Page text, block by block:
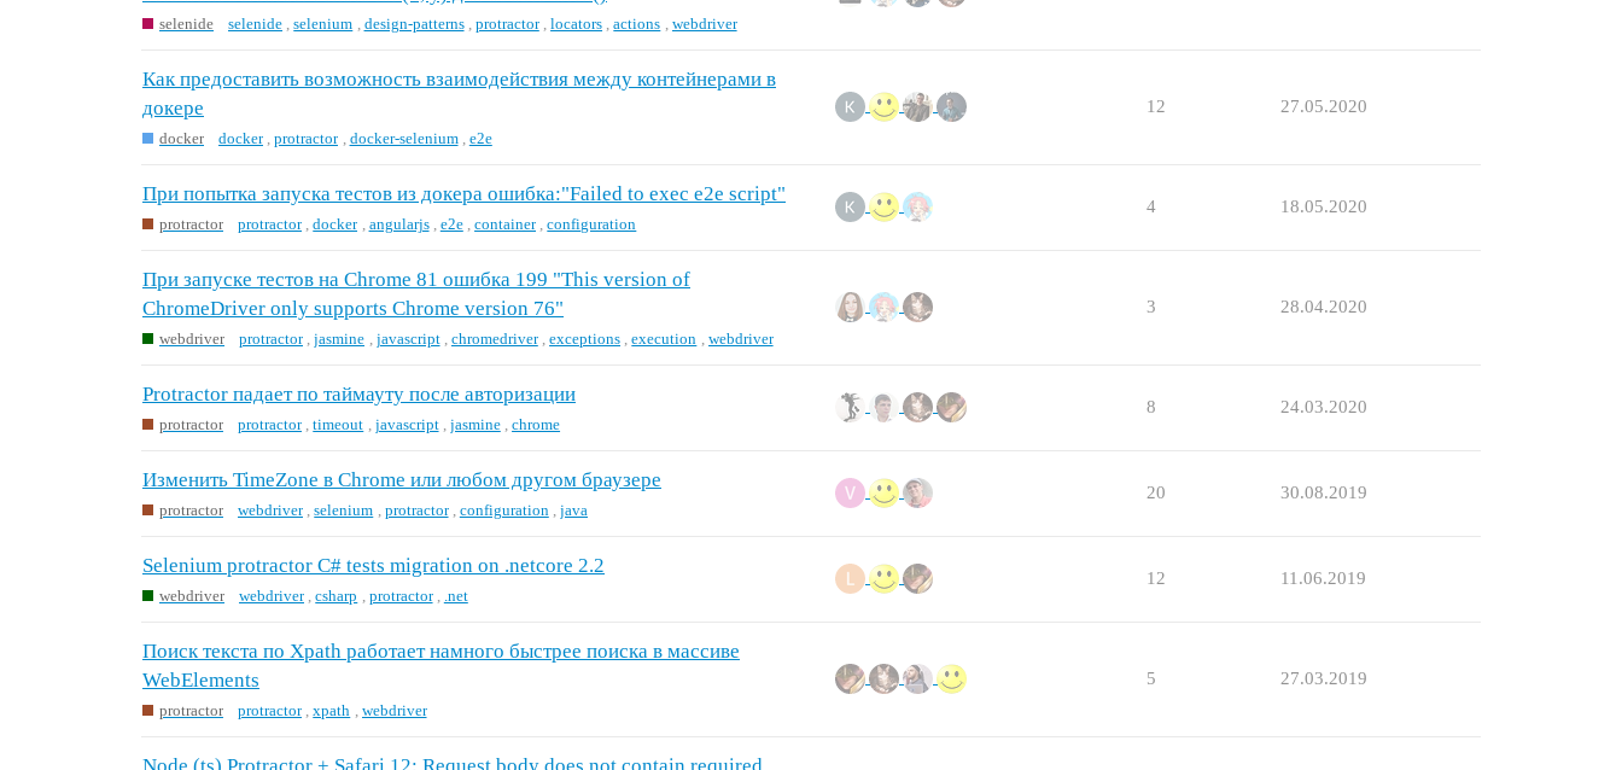
selenide selenide ,selenium design-patterns protractor ,locators ,actions webdriver
Как предоставить возможность взаимодействия между контейнерами в
докере
docker docker ,protractor docker-selenium e2e
12 27.05.2020
При попытка запуска тестов из докера ошибка:"Failed to exec e2e script"
protractor protractor ,docker angularjs e2e ,container ,configuration
4 18.05.2020
При запуcке тестов на Chrome 81 ошибка 199 "This version of
ChromeDriver only supports Chrome version 76"
webdriver protractor ,jasmine javascript chromedriver ,exceptions ,execution webdriver
3 28.04.2020
Protractor падает по таймауту после авторизации
protractor protractor ,timeout javascript jasmine ,chrome
8 24.03.2020
Изменить TimeZone в Chrome или любом другом браузере
protractor webdriver ,selenium protractor configuration ,java
20 30.08.2019
Selenium protractor C# tests migration on .netcore 2.2
webdriver webdriver ,csharp protractor .net
12 11.06.2019
Поиск текста по Xpath работает намного быстрее поиска в массиве
WebElements
protractor protractor ,xpath webdriver
5 27.03.2019